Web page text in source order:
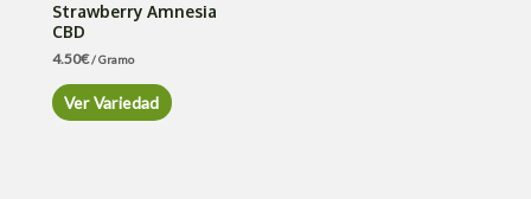
Strawberry Amnesia
CBD
4.50€/ Gramo
Ver Variedad